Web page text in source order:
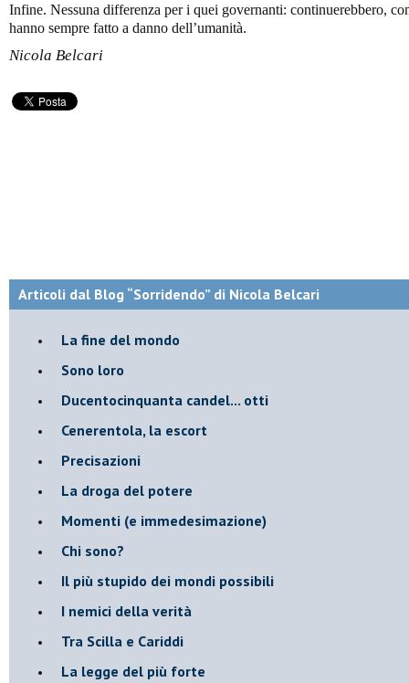
Infine. Nessuna differenza per i quei governanti: continuerebbero,
hanno sempre fatto a danno dell’umanità.
Nicola Belcari
Articoli dal Blog “Sorridendo” di Nicola Belcari
La fine del mondo
Sono loro
Ducentocinquanta candel... otti
Cenerentola, la escort
Precisazioni
La droga del potere
Momenti (e immedesimazione)
Chi sono?
Il più stupido dei mondi possibili
I nemici della verità
Tra Scilla e Cariddi
La legge del più forte